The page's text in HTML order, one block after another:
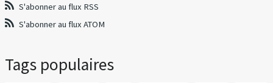
S'abonner au flux RSS
S'abonner au flux ATOM
Tags populaires